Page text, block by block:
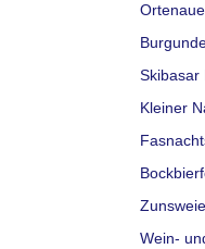
Skibasar
Kleiner
Wein-